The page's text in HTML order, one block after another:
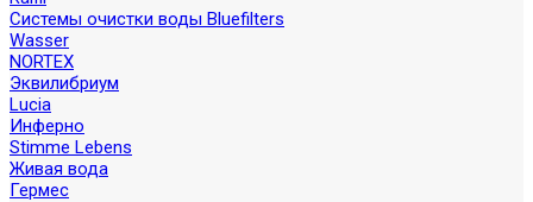
Системы очистки воды Bluefilters
Wasser
NORTEX
Эквилибриум
Lucia
Инферно
Stimme Lebens
Живая вода
Гермес